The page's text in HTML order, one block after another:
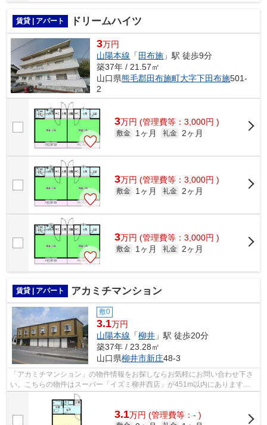
賃貸 | アパート ドリームハイツ
3万円
山陽本線 「 田布施 」駅 徒歩9分
築37年 / 21.57㎡
山口県熊毛郡田布施町大字下田布施501-
2
3万円 (管理費等：3,000円 )
敷金 1ヶ月 礼金 2ヶ月
3万円 (管理費等：3,000円 )
敷金 1ヶ月 礼金 2ヶ月
3万円 (管理費等：3,000円 )
敷金 1ヶ月 礼金 2ヶ月
賃貸 | アパート アカミチマンション
敷0
3.1万円
山陽本線 「柳井 」駅 徒歩20分
築37年 / 23.28㎡
山口県柳井市新庄48-3
「アカミチマンション」の物件情報をお探しならお気軽にお問い合わせ下さ
い。こちらの物件はスーパー「イズミ柳井西店」が451m以内にあります。
こちらの物件はアパートです。柳井市エ...
3.1万円 (管理費等：- )